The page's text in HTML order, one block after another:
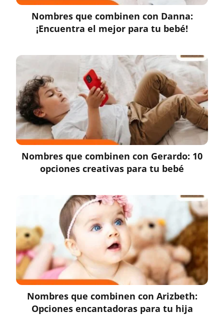
Nombres que combinen con Danna:
¡Encuentra el mejor para tu bebé!
Nombres que combinen con Gerardo: 10
opciones creativas para tu bebé
Nombres que combinen con Arizbeth:
Opciones encantadoras para tu hija